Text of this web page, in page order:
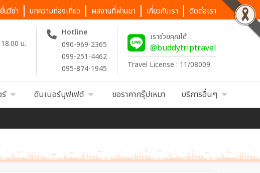
นวีซ่า บทความท่องเที่ยว ผลงานที่ผ่านมา เกี่ยวกับเรา ติดต่อเรา
น.
Hotline
090-969-2365
099-251-4462
095-874-1945
เราช่วยคุณได้
@buddytriptravel
Travel License : 11/08009
ดินเนอร์บุฟเฟต์ ขอราคากรุ๊ปเหมา บริการอื่นๆ